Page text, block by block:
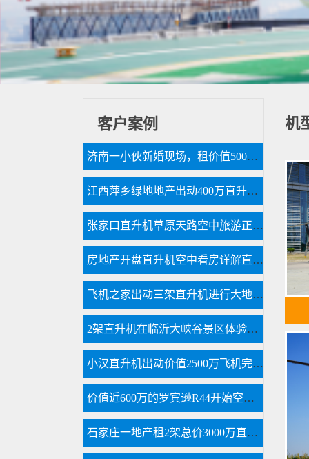
机
客户案例
济南一小伙新婚现场，租价值500多万的直升机助阵
江西萍乡绿地地产出动400万直升机看房
张家口直升机草原天路空中旅游正式开启
房地产开盘直升机空中看房详解直升机租赁流程
飞机之家出动三架直升机进行大地区农喷作业
2架直升机在临沂大峡谷景区体验飞行
小汉直升机出动价值2500万飞机完成2次马拉松直升机航拍直播
价值近600万的罗宾逊R44开始空中飞播造林
石家庄一地产租2架总价3000万直升机空中看房